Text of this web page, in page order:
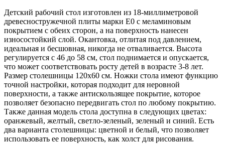
Детский рабочий стол изготовлен из 18-миллиметровой
древесностружечной плиты марки E0 с меламиновым
покрытием с обеих сторон, а на поверхность нанесен
износостойкий слой. Окантовка, отлитая под давлением,
идеальная и бесшовная, никогда не отваливается. Высота
регулируется с 46 до 58 см, стол поднимается и опускается,
что может соответствовать росту детей в возрасте 3-8 лет.
Размер столешницы 120х60 см. Ножки стола имеют функцию
точной настройки, которая подходит для неровной
поверхности, а также антискользящее покрытие, которое
позволяет безопасно передвигать стол по любому покрытию.
Также данная модель стола доступна в следующих цветах:
оранжевый, желтый, светло-зеленый, зеленый и синий. Есть
два варианта столешницы: цветной и белый, что позволяет
использовать ее поверхность, как холст для рисования.